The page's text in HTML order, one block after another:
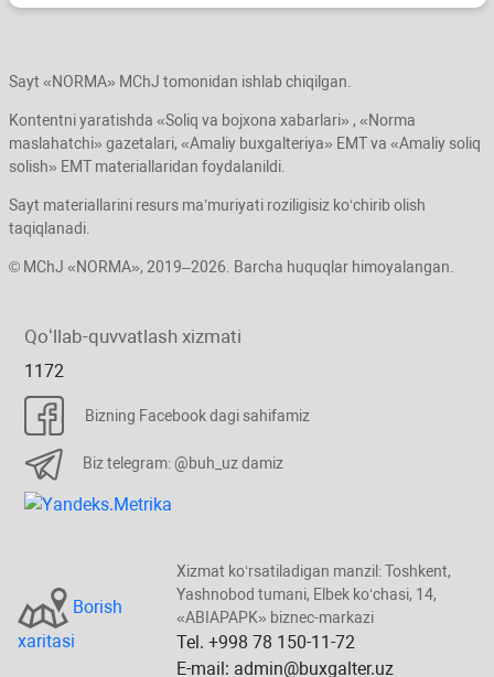
Sayt «NORMA» MChJ tomonidan ishlab chiqilgan.
Kontentni yaratishda «Soliq va bojхona хabarlari» , «Norma
maslahatchi» gazetalari, «Amaliy buхgalteriya» EMT va «Amaliy soliq
solish» EMT materiallaridan foydalanildi.
Sayt materiallarini resurs ma’muriyati roziligisiz koʻchirib olish
taqiqlanadi.
© MChJ «NORMA», 2019–2026. Barcha huquqlar himoyalangan.
Qoʻllab-quvvatlash хizmati
1172
Bizning Facebook dagi sahifamiz
Biz telegram: @buh_uz damiz
Borish
хaritasi
Xizmat koʻrsatiladigan manzil: Toshkent,
Yashnobod tumani, Elbek koʻchasi, 14,
«ABIAPAPK» biznec-markazi
Tel. +998 78 150-11-72
E-mail: admin@buxgalter.uz